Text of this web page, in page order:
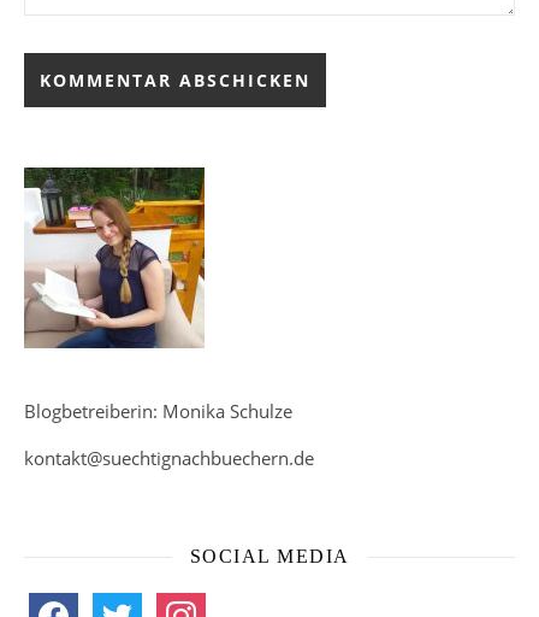
Blogbetreiberin: Monika Schulze
kontakt@suechtignachbuechern.de
SOCIAL MEDIA
facebook twitter instagram